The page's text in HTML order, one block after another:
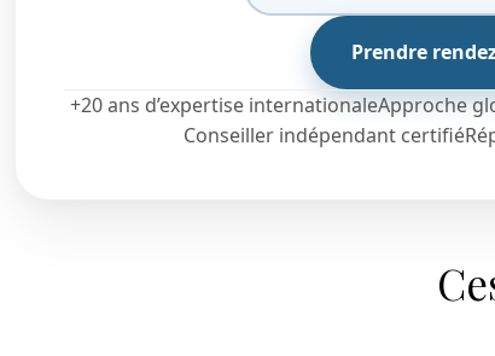
Prendre
+20 ans d’expertise internationaleApproche
Conseiller indépendant certifié